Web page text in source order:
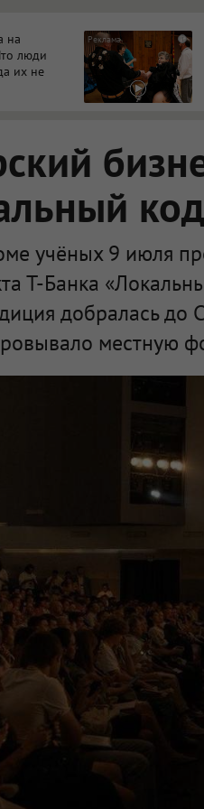
на
люди
их не
i
учёных 9 июля
Т-Банка
добралась до
местную